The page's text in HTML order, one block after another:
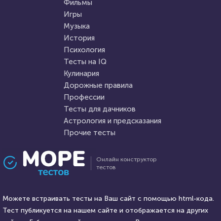
Пройти тест
14 сентября 2020 4715
Прочие тесты
высокомерны?
14 декабря 2021
Проходили 9077 раз
Увлекательный тест на
кругозор и эрудицию
Онлайн конструктор
тестов
Можете встраивать тесты на Ваш сайт с помощью html-кода.
Тест публикуется на нашем сайте и отображается на других
Фильмы
Игры
Музыка
История
Психология
Тесты на IQ
Кулинария
Дорожные правила
Профессии
Тесты для дачников
Астрология и предсказания
Прочие тесты